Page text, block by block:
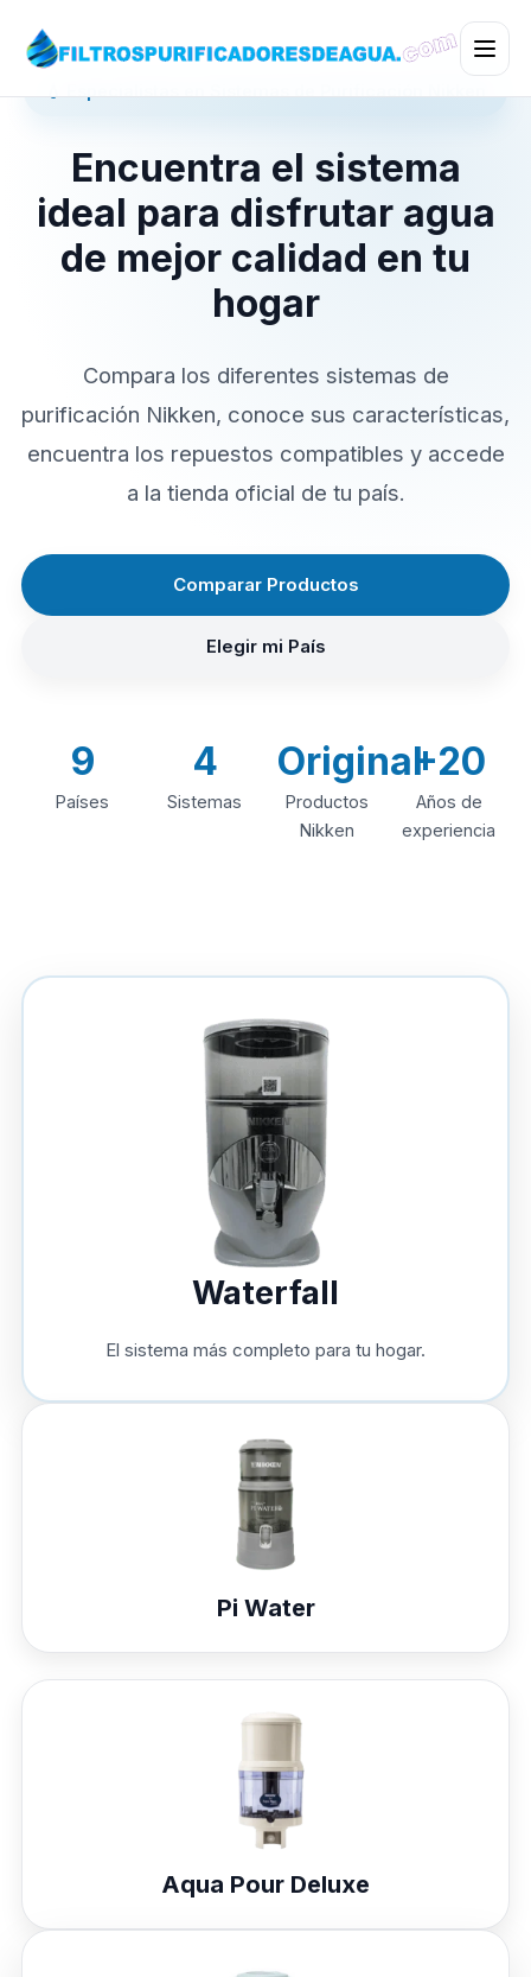
Encuentra el sistema
ideal para disfrutar agua
de mejor calidad en tu
hogar
Compara los diferentes sistemas de
purificación Nikken, conoce sus características,
encuentra los repuestos compatibles y accede
a la tienda oficial de tu país.
Comparar Productos
Elegir mi País
9
Países
4
Sistemas
Original
Productos
Nikken
+20
Años de
experiencia
Waterfall
El sistema más completo para tu hogar.
Pi Water
Aqua Pour Deluxe